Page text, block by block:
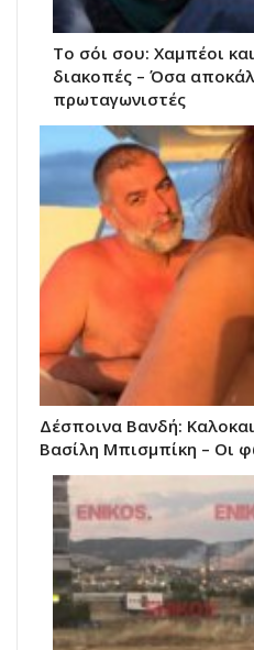
Το σόι σου: Χαμπέοι
διακοπές – Όσα
πρωταγωνιστές
Δέσποινα Βανδή:
Βασίλη Μπισμπίκη – Οι